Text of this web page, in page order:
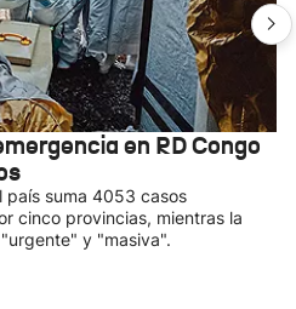
en RD Congo
país suma 4053 casos
cinco provincias, mientras la
y "masiva".